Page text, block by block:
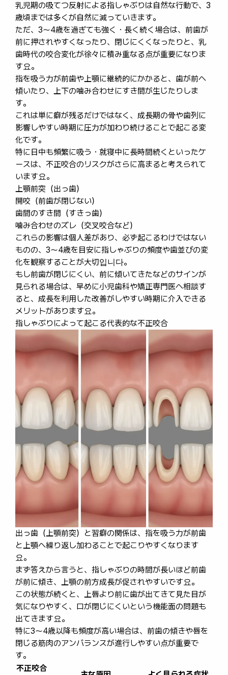
乳児期の吸てつ反射による指しゃぶりは自然な行動で、3
歳頃までは多くが自然に減っていきます。
ただ、3〜4歳を過ぎても強く・長く続く場合は、前歯が
前に押されやすくなったり、閉じにくくなったりと、乳
歯時代の咬合変化が徐々に積み重なる点が重要になりま
す요。
指を吸う力が前歯や上顎に継続的にかかると、歯が前へ
傾いたり、上下の噛み合わせにすき間が生じたりしま
す。
これは単に癖が残るだけではなく、成長期の骨や歯列に
影響しやすい時期に圧力が加わり続けることで起こる変
化です。
特に日中も頻繁に吸う・就寝中に長時間続くといったケ
ースは、不正咬合のリスクがさらに高まると考えられて
います요。
上顎前突（出っ歯）
開咬（前歯が閉じない）
歯間のすき間（すきっ歯）
噛み合わせのズレ（交叉咬合など）
これらの影響は個人差があり、必ず起こるわけではない
ものの、3〜4歳を目安に指しゃぶりの頻度や歯並びの変
化を観察することが大切입니다。
もし前歯が閉じにくい、前に傾いてきたなどのサインが
見られる場合は、早めに小児歯科や矯正専門医へ相談す
ると、成長を利用した改善がしやすい時期に介入できる
メリットがあります요。
指しゃぶりによって起こる代表的な不正咬合
出っ歯（上顎前突）と習癖の関係は、指を吸う力が前歯
と上顎へ繰り返し加わることで起こりやすくなります
요。
まず答えから言うと、指しゃぶりの時間が長いほど前歯
が前に傾き、上顎の前方成長が促されやすいです요。
この状態が続くと、上唇より前に歯が出てきて見た目が
気になりやすく、口が閉じにくいという機能面の問題も
出てきます요。
特に3〜4歳以降も頻度が高い場合は、前歯の傾きや唇を
閉じる筋肉のアンバランスが進行しやすい点が重要で
す。
不正咬合